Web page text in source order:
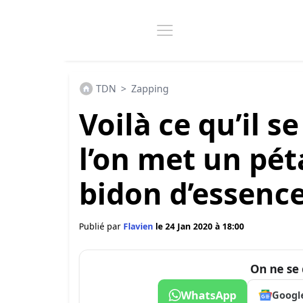
TDN > Zapping
Voilà ce qu’il
l’on met un
bidon
Publié par Flavien le 24 Jan 2020 à 18:00
On ne
WhatsApp